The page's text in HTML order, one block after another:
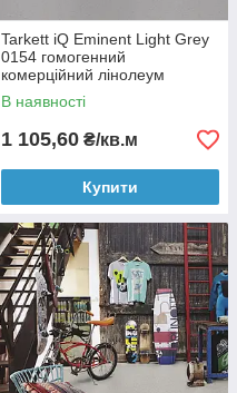
Tarkett iQ Eminent Light Grey
0154 гомогенний
комерційний лінолеум
В наявності
1 105,60 ₴/кв.м
Купити